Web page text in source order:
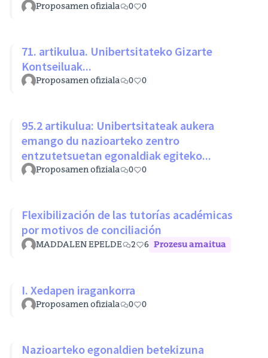
Proposamen ofiziala 0 0
71. artikulua. Unibertsitateko Gizarte
Kontseiluak...
Proposamen ofiziala 0 0
95.2 artikulua: Unibertsitateak aukera
emango du nazioarteko zentro
entzutetsuetan egonaldiak egiteko...
Proposamen ofiziala 0 0
Flexibilización de las tutorías académicas
por motivos de conciliación
MADDALEN EPELDE 2 6 Prozesu amaitua
I. Xedapen iragankorra
Proposamen ofiziala 0 0
Nazioarteko egonaldien betekizuna